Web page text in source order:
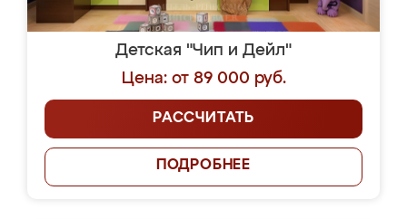
Детская "Чип и Дейл"
Цена: от 89 000 руб.
РАССЧИТАТЬ
ПОДРОБНЕЕ